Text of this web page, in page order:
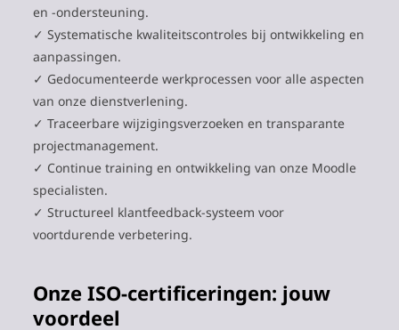
en -ondersteuning.
✓ Systematische kwaliteitscontroles bij ontwikkeling en
aanpassingen.
✓ Gedocumenteerde werkprocessen voor alle aspecten
van onze dienstverlening.
✓ Traceerbare wijzigingsverzoeken en transparante
projectmanagement.
✓ Continue training en ontwikkeling van onze Moodle
specialisten.
✓ Structureel klantfeedback-systeem voor
voortdurende verbetering.
Onze ISO-certificeringen: jouw
voordeel